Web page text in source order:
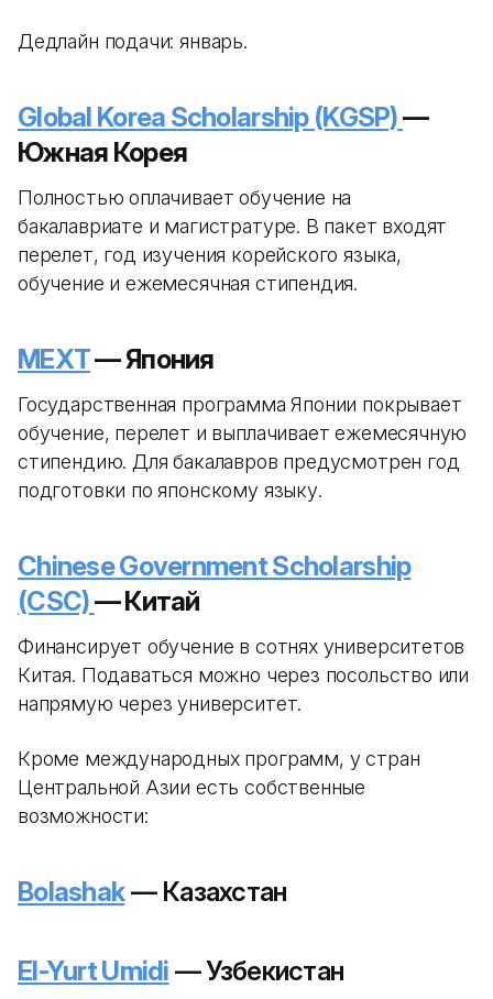
Дедлайн подачи: январь.
Global Korea Scholarship (KGSP)—
Южная Корея
Полностью оплачивает обучение на
бакалавриате и магистратуре. В пакет входят
перелет, год изучения корейского языка,
обучение и ежемесячная стипендия.
MEXT— Япония
Государственная программа Японии покрывает
обучение, перелет и выплачивает ежемесячную
стипендию. Для бакалавров предусмотрен год
подготовки по японскому языку.
Chinese Government Scholarship
(CSC)— Китай
Финансирует обучение в сотнях университетов
Китая. Подаваться можно через посольство или
напрямую через университет.
Кроме международных программ, у стран
Центральной Азии есть собственные
возможности:
Bolashak— Казахстан
El-Yurt Umidi — Узбекистан